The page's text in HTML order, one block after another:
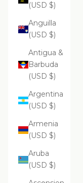
(USD $)
Anguilla
(USD $)
Antigua &
Barbuda
(USD $)
Argentina
(USD $)
Armenia
(USD $)
Aruba
(USD $)